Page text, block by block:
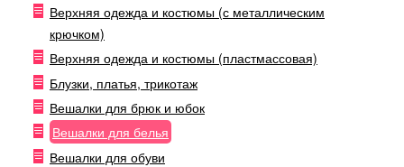
Верхняя одежда и костюмы (с металлическим
крючком)
Верхняя одежда и костюмы (пластмассовая)
Блузки, платья, трикотаж
Вешалки для брюк и юбок
Вешалки для белья
Вешалки для обуви